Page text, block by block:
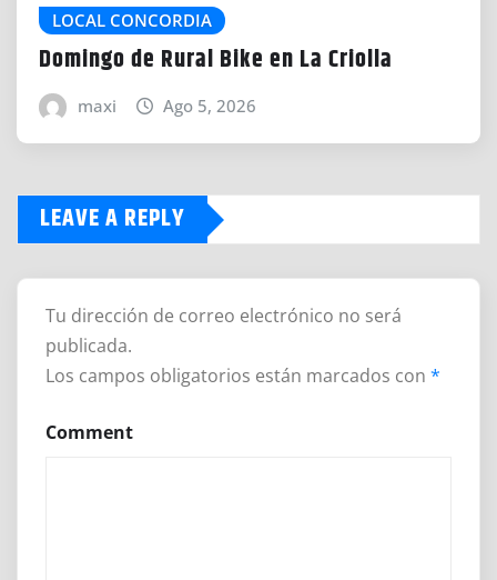
LOCAL CONCORDIA
Domingo de Rural Bike en La Criolla
maxi Ago 5, 2026
LEAVE A REPLY
Tu dirección de correo electrónico no será
publicada.
Los campos obligatorios están marcados con *
Comment